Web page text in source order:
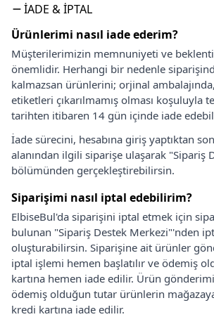
İADE & İPTAL
Ürünlerimi nasıl iade ederim?
Müşterilerimizin memnuniyeti ve
önemlidir. Herhangi bir nedenle
kalmazsan ürünlerini; orjinal
etiketleri çıkarılmamış olması koşuluyla
tarihten itibaren 14 gün içinde iade
İade sürecini, hesabına giriş yaptıktan
alanından ilgili siparişe ulaşarak "Sipariş
bölümünden gerçekleştirebilirsin.
Siparişimi nasıl iptal edebilirim?
ElbiseBul'da siparişini iptal etmek için
bulunan "Sipariş Destek Merkezi"'nden
oluşturabilirsin. Siparişine ait ürünler
iptal işlemi hemen başlatılır ve ödemiş
kartına hemen iade edilir. Ürün gönderimi
ödemiş olduğun tutar ürünlerin
kredi kartına iade edilir.